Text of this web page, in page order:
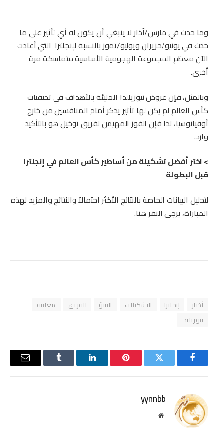
وما حدث في مارس/آذار لا ينبغي أن يكون له أي تأثير على ما
حدث في يونيو/حزيران ويوليو/تموز بالنسبة لإنجلترا، التي أعادت
الآن معظم المجموعة الهجومية الأساسية متماسكة مرة
أخرى.
وبالمثل، فإن عروض نيوزيلندا المليئة بالأهداف في تصفيات
كأس العالم لم يكن لها تأثير يذكر أمام المنافسين من خارج
أوقيانوسيا، لذا فإن الفوز المهيمن لفريق توخيل هو بالتأكيد
وارد.
> اختر أفضل تشكيلة من أساطير كأس العالم في إنجلترا
قبل البطولة
لتحليل البيانات الخاصة بالنتائج الأكثر احتمالاً والنتائج والمزيد لهذه
المباراة، يرجى النقر هنا.
أخبار إنجلترا التشكيلات التنبؤ الفريق
معاينة
نيوزيلندا
فيسبوك تويتر بينتيريستلينكدإن Tumblr
البريد
yynnbb
موقع